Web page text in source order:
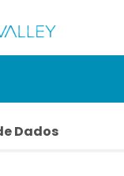
Dados